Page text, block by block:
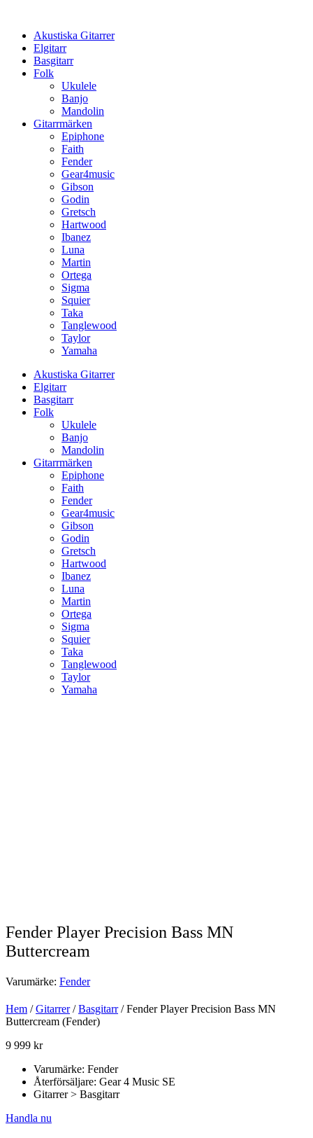
innehållAkustiska Gitarrer
Elgitarr
Basgitarr
Folk
Ukulele
Banjo
Mandolin
Gitarrmärken
Epiphone
Faith
Fender
Gear4music
Gibson
Godin
Gretsch
Hartwood
Ibanez
Luna
Martin
Ortega
Sigma
Squier
Taka
Tanglewood
Taylor
Yamaha
Akustiska Gitarrer
Elgitarr
Basgitarr
Folk
Ukulele
Banjo
Mandolin
Gitarrmärken
Epiphone
Faith
Fender
Gear4music
Gibson
Godin
Gretsch
Hartwood
Ibanez
Luna
Martin
Ortega
Sigma
Squier
Taka
Tanglewood
Taylor
Yamaha
Fender Player Precision Bass MN
Buttercream
Varumärke: Fender
Hem /Gitarrer/Basgitarr/ Fender Player Precision Bass MN
Buttercream (Fender)
9 999 kr
Varumärke: Fender
Återförsäljare: Gear 4 Music SE
Gitarrer > Basgitarr
Handla nu